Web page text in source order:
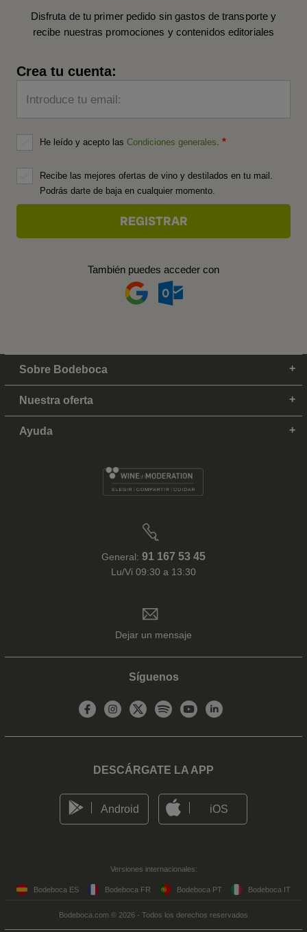
Disfruta de tu primer pedido sin gastos de transporte y
recibe nuestras promociones y contenidos editoriales
Crea tu cuenta:
Introduce tu email:
He leído y acepto las Condiciones generales
Recibe las mejores ofertas de vino y destilados en tu mail.
Podrás darte de baja en cualquier momento.
También puedes acceder con
Sobre Bodeboca
Nuestra oferta
Ayuda
General: 91 167 53 45
Lu/Vi 09:30 a 13:30
Dejar un mensaje
Síguenos
DESCÁRGATE LA APP
Android iOS
Versiones internacionales:
Bodeboca ES Bodeboca FR Bodeboca PT Bodeboca IT
Bodeboca.com © 2026 - Todos los derechos reservados